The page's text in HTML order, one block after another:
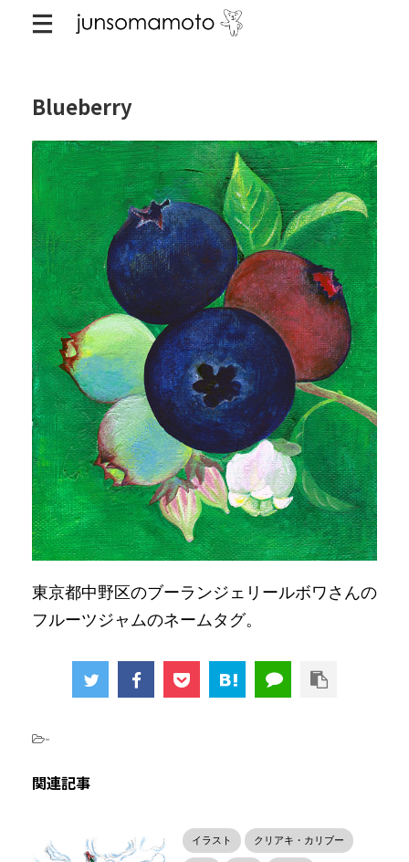
Blueberry
東京都中野区のブーランジェリールボワさんの
フルーツジャムのネームタグ。
-
関連記事
イラスト クリアキ・カリブー